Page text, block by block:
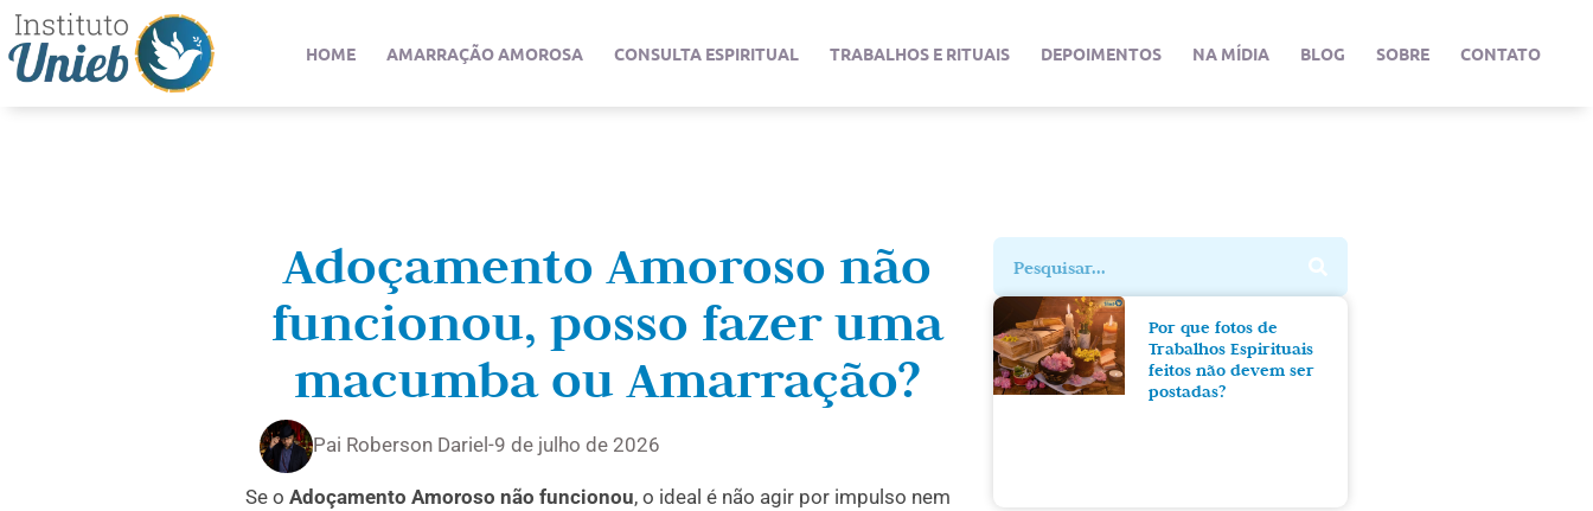
HOME AMARRAÇÃO AMOROSA CONSULTA ESPIRITUAL TRABALHOS E RITUAIS DEPOIMENTOS NA MÍDIA BLOG SOBRE CONTATO
Adoçamento Amoroso não
funcionou, posso fazer uma
macumba ou Amarração?
Pai Roberson Dariel-9 de julho de 2026
Se o Adoçamento Amoroso não funcionou, o ideal é não agir por impulso nem
Por que fotos de
Trabalhos Espirituais
feitos não devem ser
postadas?